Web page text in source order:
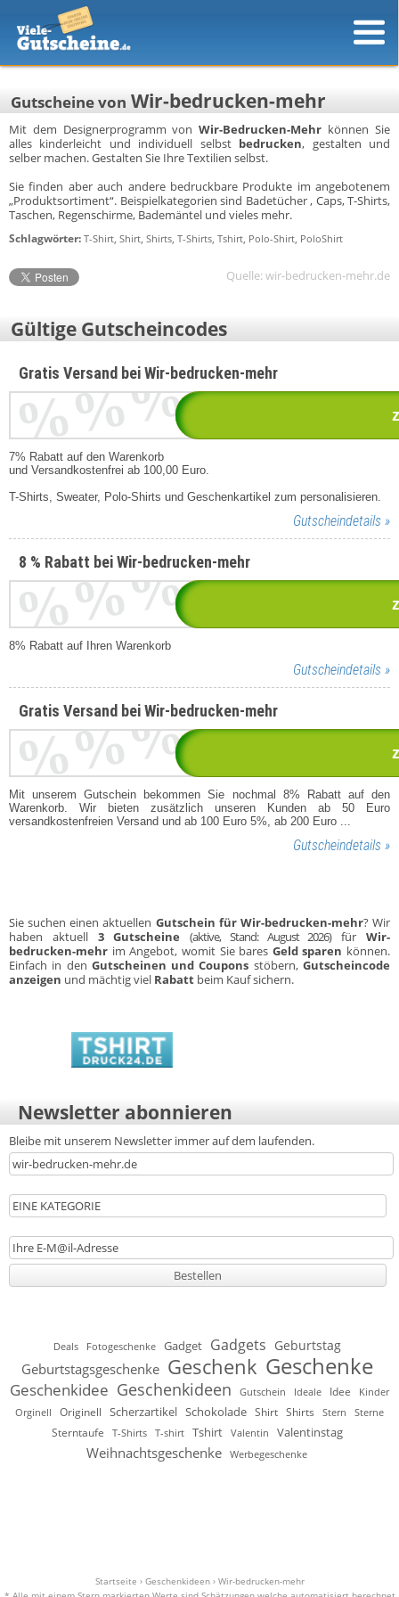
Gutscheine von Wir-bedrucken-mehr
Mit dem Designerprogramm vonWir-Bedrucken-Mehr können Sie
alles kinderleicht und individuell selbst bedrucken, gestalten und
selber machen. Gestalten Sie Ihre Textilien selbst.
Sie finden aber auch andere bedruckbare Produkte im angebotenem
„Produktsortiment“. Beispielkategorien sind Badetücher , Caps, T-Shirts,
Taschen, Regenschirme, Bademäntel und vieles mehr.
Schlagwörter: T-Shirt Shirt Shirts T-Shirts Tshirt Polo-Shirt PoloShirt
Quelle: wir-bedrucken-mehr.de
Gültige Gutscheincodes
Gratis Versand bei Wir-bedrucken-mehr
%%%
7% Rabatt auf den Warenkorb
und Versandkostenfrei ab 100,00 Euro.
T-Shirts, Sweater, Polo-Shirts und Geschenkartikel zum personalisieren.
Gutscheindetails »
8 % Rabatt bei Wir-bedrucken-mehr
%%%
8% Rabatt auf Ihren Warenkorb
Gutscheindetails »
Gratis Versand bei Wir-bedrucken-mehr
%%%
Mit unserem Gutschein bekommen Sie nochmal 8% Rabatt auf den
Warenkorb. Wir bieten zusätzlich unseren Kunden ab 50 Euro
versandkostenfreien Versand und ab 100 Euro 5%, ab 200 Euro ...
Gutscheindetails »
Sie suchen einen aktuellen Gutschein für Wir-bedrucken-mehr? Wir
haben aktuell 3 Gutscheine (aktive, Stand: August 2026)fürWir-
bedrucken-mehr im Angebot, womit Sie bares Geld sparen können.
Einfach in den Gutscheinen und Coupons stöbern,Gutscheincode
anzeigen und mächtig viel Rabatt beim Kauf sichern.
Newsletter abonnieren
Bleibe mit unserem Newsletter immer auf dem laufenden.
Deals Fotogeschenke Gadget Gadgets Geburtstag
Geburtstagsgeschenke Geschenk Geschenke
Geschenkidee Geschenkideen Gutschein Ideale Idee
Kinder
Orginell
Originell Scherzartikel Schokolade Shirt Shirts Stern Sterne
Sterntaufe T-Shirts T-shirt Tshirt Valentin Valentinstag
Weihnachtsgeschenke Werbegeschenke
Startseite › Geschenkideen› Wir-bedrucken-mehr